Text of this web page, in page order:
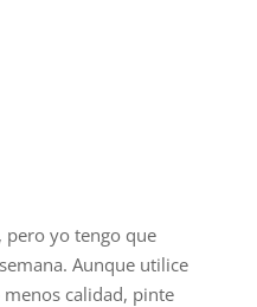
pero yo tengo que
Aunque utilice
calidad, pinte